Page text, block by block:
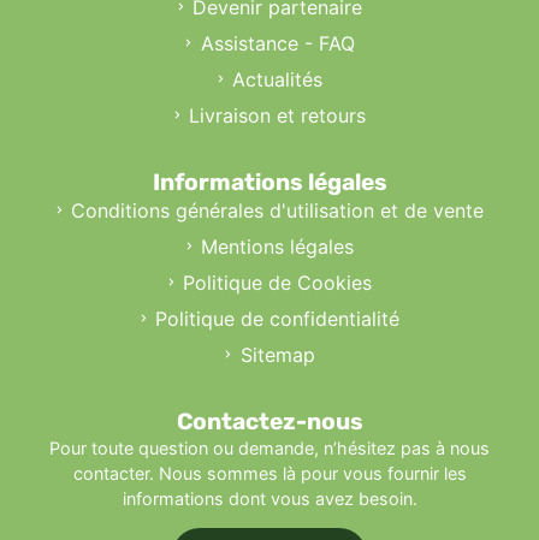
Devenir partenaire
Assistance - FAQ
Actualités
Livraison et retours
Informations légales
Conditions générales d'utilisation et de vente
Mentions légales
Politique de Cookies
Politique de confidentialité
Sitemap
Contactez-nous
Pour toute question ou demande, n’hésitez pas à nous
contacter. Nous sommes là pour vous fournir les
informations dont vous avez besoin.